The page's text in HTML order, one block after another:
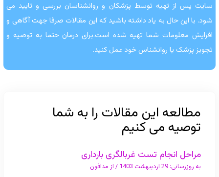
سایت پس از تهیه توسط پزشکان و روانشناسان بررسی و تایید می
شود. با این حال به یاد داشته باشید که این مقالات صرفا جهت آگاهی و
افزایش معلومات شما تهیه شده است.برای درمان حتما به توصیه و
تجویز پزشک یا روانشناس خود عمل کنید.
مطالعه این مقالات را به شما
توصیه می کنیم
مراحل انجام تست غربالگری بارداری
به روزرسانی: 29 اردیبهشت 1403 / از مدافون